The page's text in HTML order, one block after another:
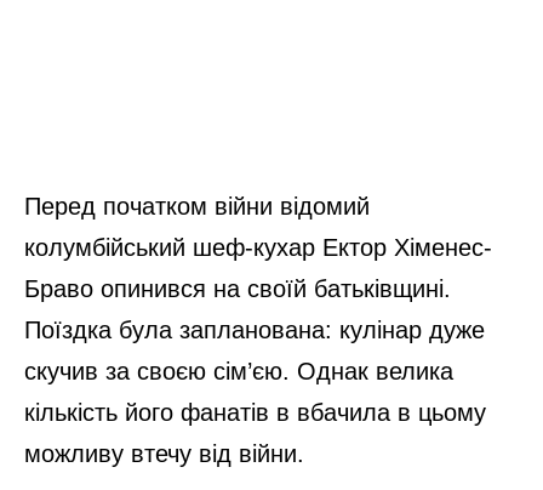
Перед початком війни відомий
колумбійський шеф-кухар Ектор Хіменес-
Браво опинився на своїй батьківщині.
Поїздка була запланована: кулінар дуже
скучив за своєю сім’єю. Однак велика
кількість його фанатів в вбачила в цьому
можливу втечу від війни.